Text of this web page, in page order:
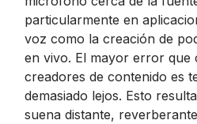
particularmente en
voz como la creación de
en vivo. El mayor error que
creadores de contenido es
demasiado lejos. Esto
suena distante,